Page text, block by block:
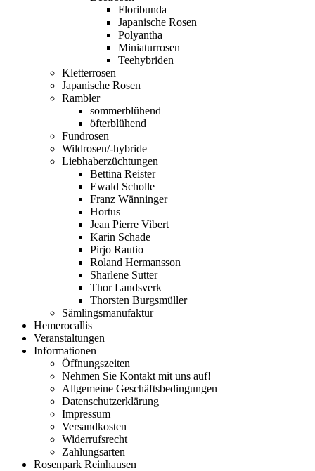
Floribunda
Japanische Rosen
Polyantha
Miniaturrosen
Teehybriden
Kletterrosen
Japanische Rosen
Rambler
sommerblühend
öfterblühend
Fundrosen
Wildrosen/-hybride
Liebhaberzüchtungen
Bettina Reister
Ewald Scholle
Franz Wänninger
Hortus
Jean Pierre Vibert
Karin Schade
Pirjo Rautio
Roland Hermansson
Sharlene Sutter
Thor Landsverk
Thorsten Burgsmüller
Sämlingsmanufaktur
Hemerocallis
Veranstaltungen
Informationen
Öffnungszeiten
Nehmen Sie Kontakt mit uns auf!
Allgemeine Geschäftsbedingungen
Datenschutzerklärung
Impressum
Versandkosten
Widerrufsrecht
Zahlungsarten
Rosenpark Reinhausen